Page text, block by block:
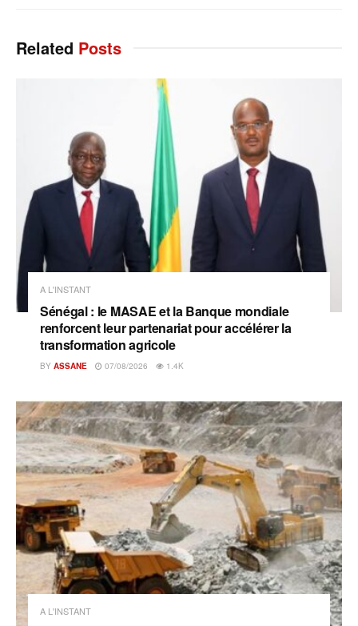
Related Posts
A L'INSTANT
Sénégal : le MASAE et la Banque mondiale
renforcent leur partenariat pour accélérer la
transformation agricole
BY ASSANE 07/08/2026 1.4K
A L'INSTANT